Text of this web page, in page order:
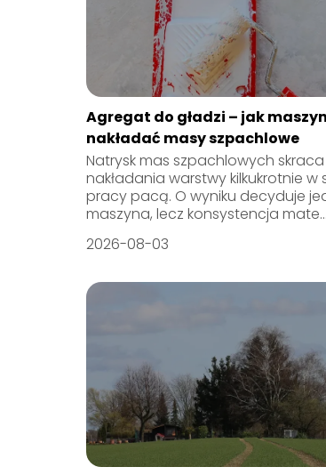
Agregat do gładzi – jak
nakładać masy szpachlowe
Natrysk mas szpachlowych
nakładania warstwy kilkukrotnie w
pracy pacą. O wyniku decyduje
maszyna, lecz konsystencja mate...
2026-08-03